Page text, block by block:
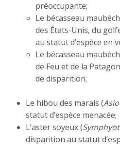
préoccupante;
Le bécasseau
des États-Unis, du
au statut d’espèce en
Le bécasseau
de Feu et de la
de disparition;
Le hibou des marais (
statut d’espèce menacée;
L’aster soyeux (
disparition au statut